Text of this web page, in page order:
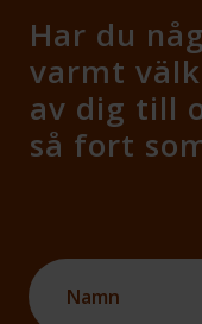
Har du
varmt
av dig till
så fort